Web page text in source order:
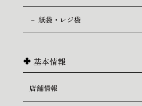
－ 紙袋・レジ袋
基本情報
店舗情報